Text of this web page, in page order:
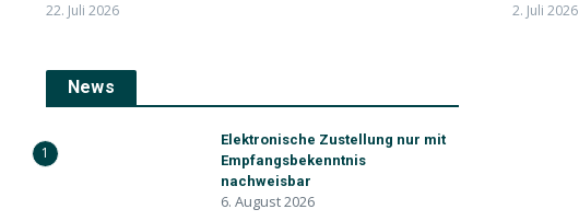
22. Juli 2026 2. Juli 2026
News
1
Elektronische Zustellung nur mit
Empfangsbekenntnis
nachweisbar
6. August 2026